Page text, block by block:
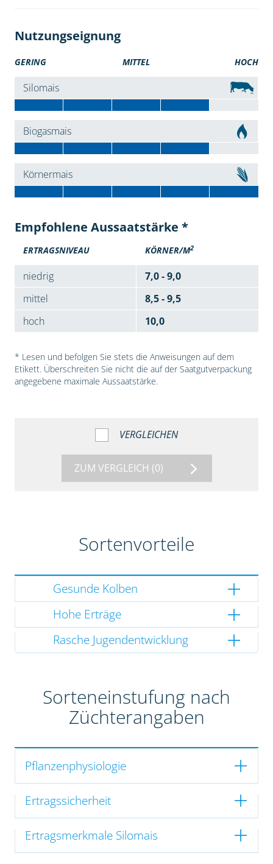
Nutzungseignung
GERING MITTEL HOCH
Silomais
Biogasmais
Körnermais
Empfohlene Aussaatstärke *
ERTRAGSNIVEAU KÖRNER/M2
niedrig
7,0 - 9,0
mittel
8,5 - 9,5
hoch
10,0
* Lesen und befolgen Sie stets die Anweisungen auf dem
Etikett. Überschreiten Sie nicht die auf der Saatgutverpackung
angegebene maximale Aussaatstärke.
VERGLEICHEN
ZUM VERGLEICH (0)
Sortenvorteile
Gesunde Kolben
Hohe Erträge
Rasche Jugendentwicklung
Sorteneinstufung nach
Züchterangaben
Pflanzenphysiologie
Ertragssicherheit
Ertragsmerkmale Silomais